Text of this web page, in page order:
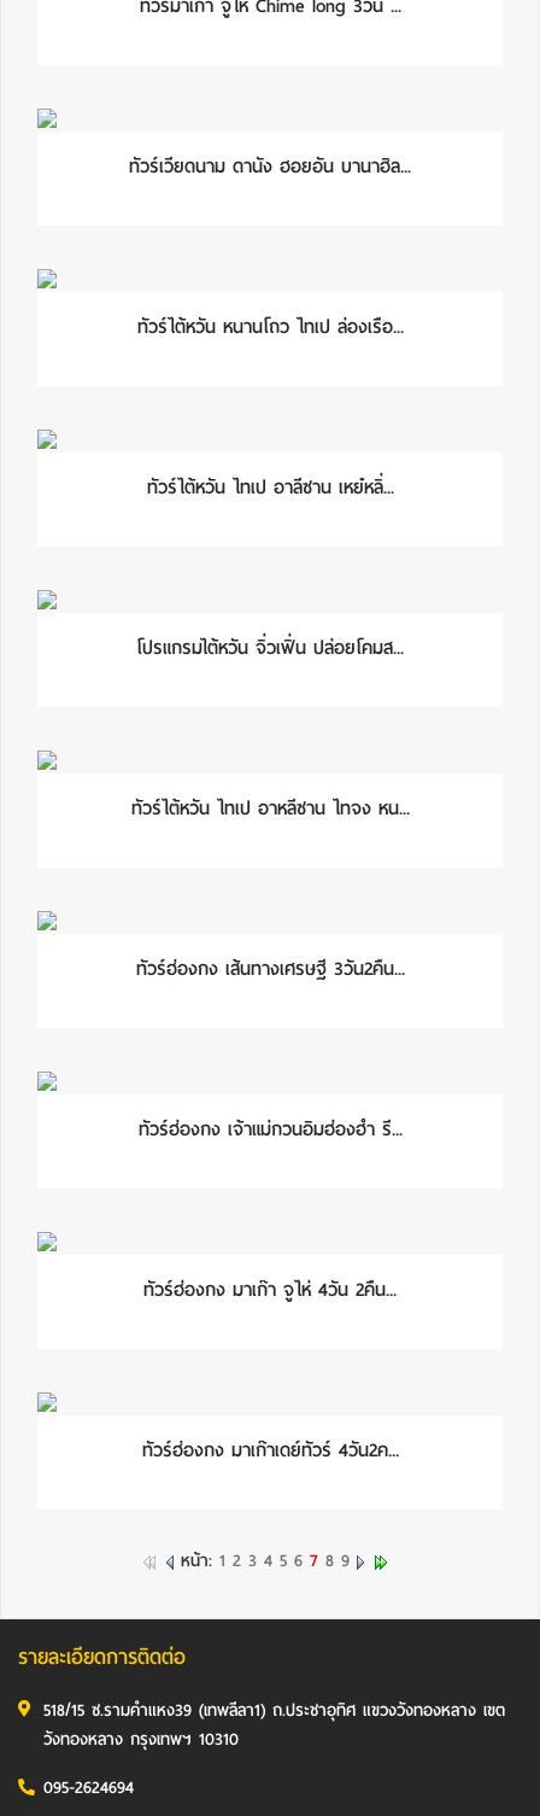
ทัวร์เวียดนาม ดานัง ฮอยอัน บานาฮิล...
ทัวร์ไต้หวัน หนานโถว ไทเป ล่องเรือ...
ทัวร์ไต้หวัน ไทเป อาลีซาน เหย๋หลิ่...
โปรแกรมไต้หวัน จิ่วเฟิ่น ปล่อยโคมส...
ทัวร์ไต้หวัน ไทเป อาหลีซาน ไทจง หน...
ทัวร์ฮ่องกง เส้นทางเศรษฐี 3วัน2คืน...
ทัวร์ฮ่องกง เจ้าแม่กวนอิมฮ่องฮำ รี...
ทัวร์ฮ่องกง มาเก๊า จูไห่ 4วัน 2คืน...
ทัวร์ฮ่องกง มาเก๊าเดย์ทัวร์ 4วัน2ค...
หน้า: 1 2 3 4 5 6 7 8 9
รายละเอียดการติดต่อ
518/15 ซ.รามคำแหง39 (เทพลีลา1) ถ.ประชาอุทิศ แขวงวังทองหลาง เขต
วังทองหลาง กรุงเทพฯ 10310
095-2624694